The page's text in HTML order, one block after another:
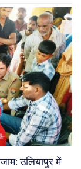
उलियापुर में